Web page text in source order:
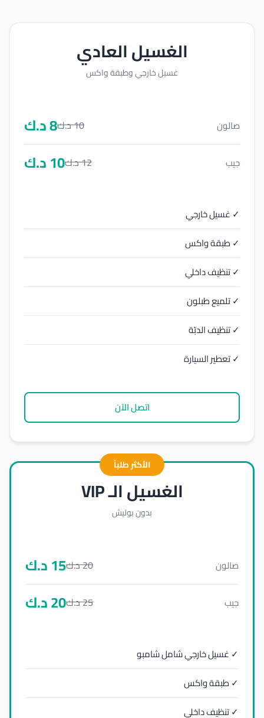
الغسيل العادي
غسيل خارجي وطبقة واكس
صالون 10د.ك8د.ك
جيب 12د.ك10د.ك
✓ غسيل خارجي
✓ طبقة واكس
✓ تنظيف داخلي
✓ تلميع طبلون
✓ تنظيف الدبّة
✓ تعطير السيارة
اتصل الآن
الأكثر طلباً
الغسيل الـ VIP
بدون بوليش
صالون 20د.ك15د.ك
جيب 25د.ك20د.ك
✓ غسيل خارجي شامل شامبو
✓ طبقة واكس
✓ تنظيف داخلي